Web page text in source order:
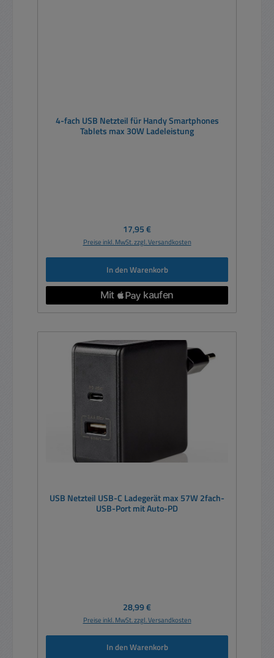
4-fach USB Netzteil für Handy Smartphones
Tablets max 30W Ladeleistung
Regulärer Preis:
17,95 €
Preise inkl. MwSt. zzgl. Versandkosten
In den Warenkorb
USB Netzteil USB-C Ladegerät max 57W 2fach-
USB-Port mit Auto-PD
Regulärer Preis:
28,99 €
Preise inkl. MwSt. zzgl. Versandkosten
In den Warenkorb